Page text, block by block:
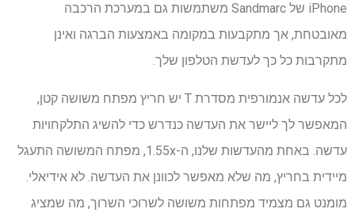
iPhone של Sandmarc משתמשות גם במערכת הרכבה
מאובטחת, אך מתקבעות במקומה באמצעות הברגה ואינן
מתקרבות כל כך לעדשת הטלפון שלך.
לכל עדשה אנמורפית מסדרת T יש חריץ מפתח משושה קטן,
המאפשר לך ליישר את העדשה כנדרש כדי להשיג התלקחויות
עדשה. באחת מהעדשות שלנו, ה-1.55x, מפתח המשושה התעגל
מיידית בחריץ, מה שלא מאפשר לכוונן את העדשה. לא אידיאלי.
מומנט גם מצמיד מפתחות משושה לשרוכי השרוך, מה שמציג